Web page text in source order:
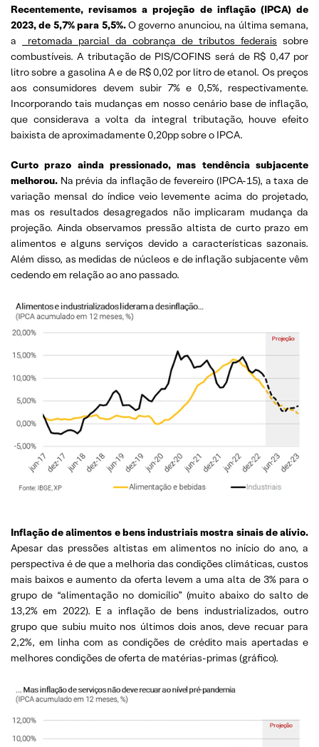
Recentemente, revisamos a projeção de inflação (IPCA) de
2023, de 5,7% para 5,5%.O governo anunciou, na última semana,
a
retomada parcial da cobrança de tributos federais sobre
combustíveis. A tributação de PIS/COFINS será de R$ 0,47 por
litro sobre a gasolina A e de R$ 0,02 por litro de etanol. Os preços
aos consumidores devem subir 7% e 0,5%, respectivamente.
Incorporando tais mudanças em nosso cenário base de inflação,
que considerava a volta da integral tributação, houve efeito
baixista de aproximadamente 0,20pp sobre o IPCA.
Curto prazo ainda pressionado, mas tendência subjacente
melhorou. Na prévia da inflação de fevereiro (IPCA-15), a taxa de
variação mensal do índice veio levemente acima do projetado,
mas os resultados desagregados não implicaram mudança da
projeção. Ainda observamos pressão altista de curto prazo em
alimentos e alguns serviços devido a características sazonais.
Além disso, as medidas de núcleos e de inflação subjacente vêm
cedendo em relação ao ano passado.
Inflação de alimentos e bens industriais mostra sinais de alívio.
Apesar das pressões altistas em alimentos no início do ano, a
perspectiva é de que a melhoria das condições climáticas, custos
mais baixos e aumento da oferta levem a uma alta de 3% para o
grupo de “alimentação no domicílio” (muito abaixo do salto de
13,2% em 2022). E a inflação de bens industrializados, outro
grupo que subiu muito nos últimos dois anos, deve recuar para
2,2%, em linha com as condições de crédito mais apertadas e
melhores condições de oferta de matérias-primas (gráfico).